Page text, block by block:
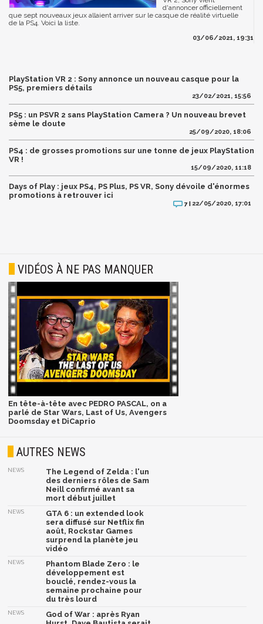
d'annoncer officiellement
que sept nouveaux jeux allaient arriver sur le casque de réalité virtuelle
de la PS4. Voici la liste.
03/06/2021, 19:31
PlayStation VR 2 : Sony annonce un nouveau casque pour la
PS5, premiers détails
23/02/2021, 15:56
PS5 : un PSVR 2 sans PlayStation Camera ? Un nouveau brevet
sème le doute
25/09/2020, 18:06
PS4 : de grosses promotions sur une tonne de jeux PlayStation
VR !
15/09/2020, 11:18
Days of Play : jeux PS4, PS Plus, PS VR, Sony dévoile d'énormes
promotions à retrouver ici
7 | 22/05/2020, 17:01
VIDÉOS À NE PAS MANQUER
En tête-à-tête avec PEDRO PASCAL, on a
parlé de Star Wars, Last of Us, Avengers
Doomsday et DiCaprio
AUTRES NEWS
NEWS
The Legend of Zelda : l'un
des derniers rôles de Sam
Neill confirmé avant sa
mort début juillet
NEWS
GTA 6 : un extended look
sera diffusé sur Netflix fin
août, Rockstar Games
surprend la planète jeu
vidéo
NEWS
Phantom Blade Zero : le
développement est
bouclé, rendez-vous la
semaine prochaine pour
du très lourd
NEWS
God of War : après Ryan